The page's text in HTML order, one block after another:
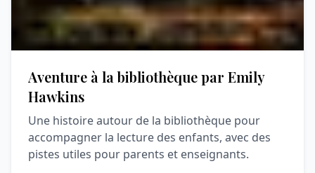
Aventure à la bibliothèque par Emily
Hawkins
Une histoire autour de la bibliothèque pour
accompagner la lecture des enfants, avec des
pistes utiles pour parents et enseignants.